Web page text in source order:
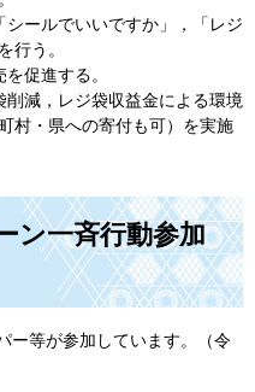
ールでいいですか」，「レジ
行う。
促進する。
減，レジ袋収益金による環境
村・県への寄付も可）を実施
ン一斉行動参加
ー等が参加しています。（令